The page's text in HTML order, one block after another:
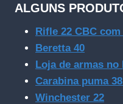
ALGUNS
Rifle 22 CBC
Beretta 40
Loja de armas no
Carabina puma
Winchester 22